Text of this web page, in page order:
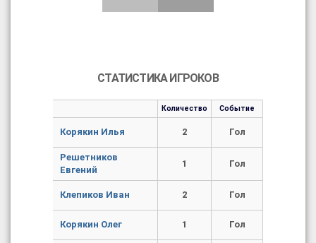
СТАТИСТИКА ИГРОКОВ
Количество Событие
Корякин Илья 2 Гол
Решетников
Евгений
1 Гол
Клепиков Иван 2 Гол
Корякин Олег 1 Гол